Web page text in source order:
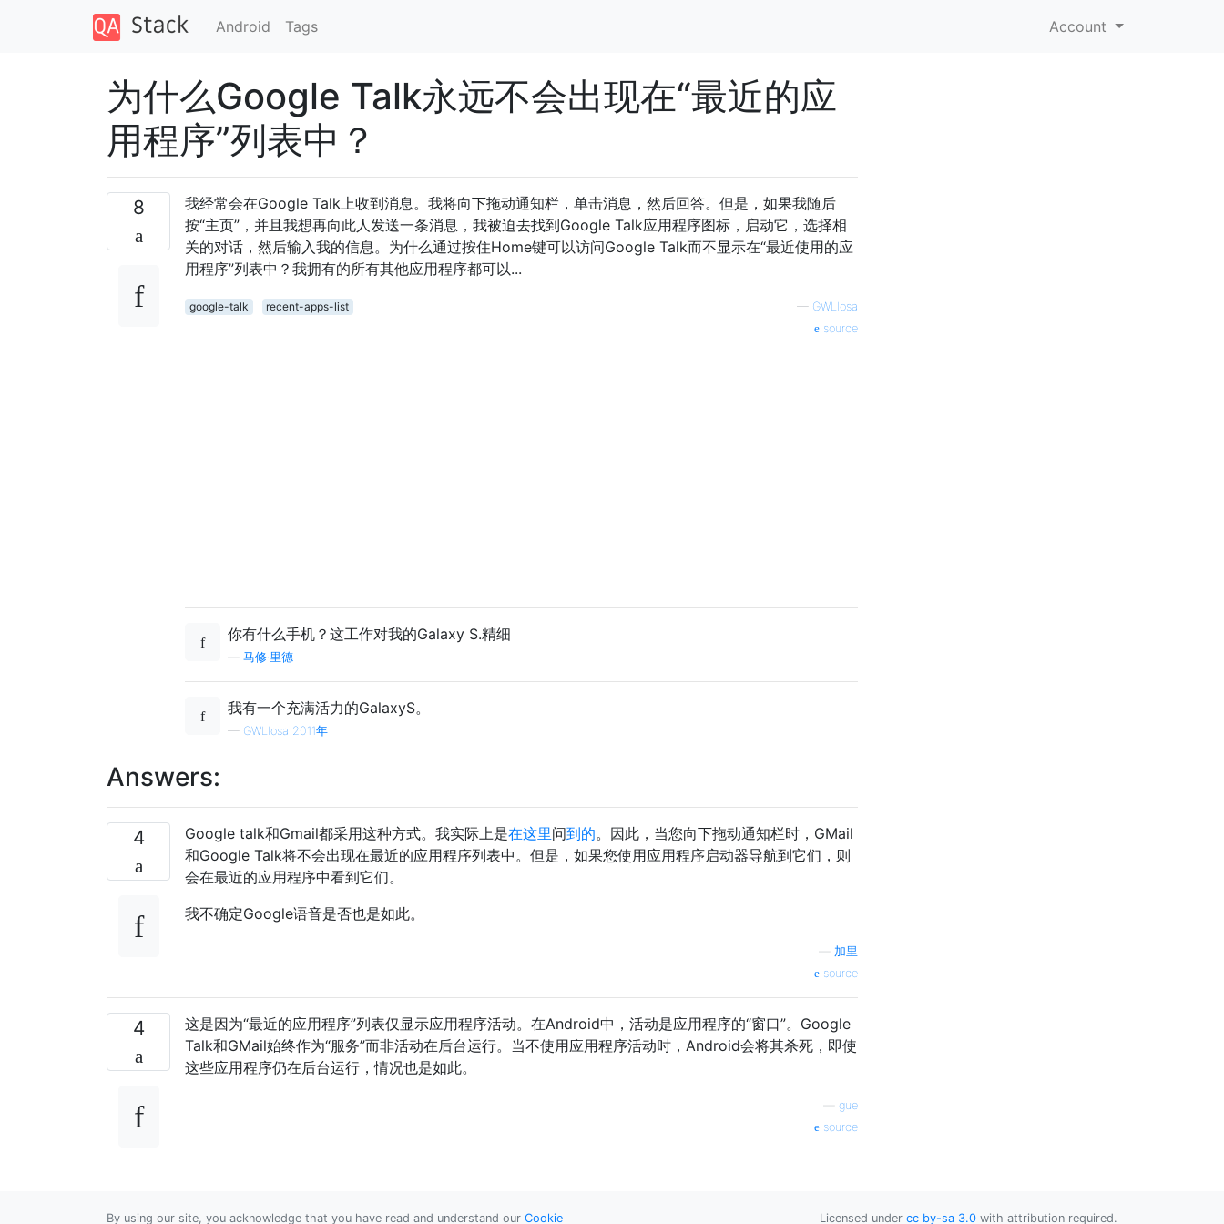
Android Tags Account
为什么Google Talk永远不会出现在“最近的应
用程序”列表中？
8
我经常会在Google Talk上收到消息。我将向下拖动通知栏，单击消息，然后回答。但是，如果我随后
按“主页”，并且我想再向此人发送一条消息，我被迫去找到Google Talk应用程序图标，启动它，选择相
关的对话，然后输入我的信息。为什么通过按住Home键可以访问Google Talk而不显示在“最近使用的应
用程序”列表中？我拥有的所有其他应用程序都可以...
google-talk recent-apps-list — GWLlosa
source
你有什么手机？这工作对我的Galaxy S.精细
马修·里德
我有一个充满活力的GalaxyS。
— GWLlosa 2011年
Answers:
4 Google talk和Gmail都采用这种方式。我实际上是在这里问到的。因此，当您向下拖动通知栏时，GMail
和Google Talk将不会出现在最近的应用程序列表中。但是，如果您使用应用程序启动器导航到它们，则
会在最近的应用程序中看到它们。
我不确定Google语音是否也是如此。
加里
source
4
这是因为“最近的应用程序”列表仅显示应用程序活动。在Android中，活动是应用程序的“窗口”。Google
Talk和GMail始终作为“服务”而非活动在后台运行。当不使用应用程序活动时，Android会将其杀死，即使
这些应用程序仍在后台运行，情况也是如此。
gue
source
By using our site, you acknowledge that you have read and understand our Cookie Licensed under cc by-sa 3.0 with attribution required.